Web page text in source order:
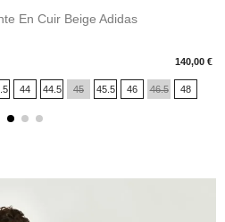
En Cuir Beige Adidas
140,00 €
44 44.5 45 45.5 46 46.5 48